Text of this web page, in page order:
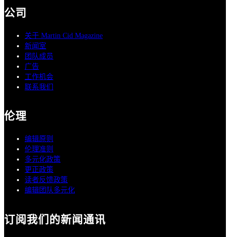
公司
关于 Martin Cid Magazine
新闻室
团队成员
广告
工作机会
联系我们
伦理
编辑原则
伦理准则
多元化政策
更正政策
读者反馈政策
编辑团队多元化
订阅我们的新闻通讯